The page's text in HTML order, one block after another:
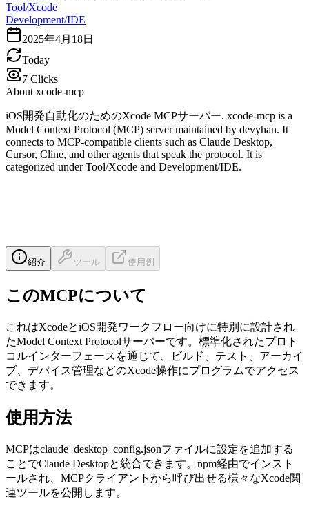
Tool/Xcode
Development/IDE
2025年4月18日
Today
7 Clicks
About xcode-mcp
iOS開発自動化のためのXcode MCPサーバー. xcode-mcp is a
Model Context Protocol (MCP) server maintained by devyhan. It
connects to MCP-compatible clients such as Claude Desktop,
Cursor, Cline, and other agents that speak the protocol. It is
categorized under Tool/Xcode and Development/IDE.
紹介 ツール 使用例
このMCPについて
これはXcodeとiOS開発ワークフロー向けに特別に設計され
たModel Context Protocolサーバーです。標準化されたプロト
コルインターフェースを通じて、ビルド、テスト、アーカイ
ブ、デバイス管理などのXcode操作にプログラムでアクセス
できます。
使用方法
MCPはclaude_desktop_config.jsonファイルに設定を追加する
ことでClaude Desktopと統合できます。npm経由でインスト
ールされ、MCPクライアントから呼び出せる様々なXcode関
連ツールを公開します。